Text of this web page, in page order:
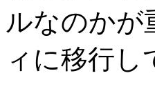
ルなのかが
ィに移行し